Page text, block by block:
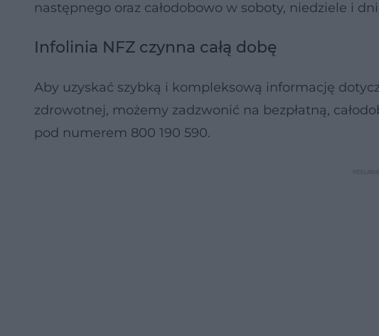
następnego oraz całodobowo w soboty, niedziele i
Infolinia NFZ czynna całą dobę
Aby uzyskać szybką i kompleksową informację
zdrowotnej, możemy zadzwonić na bezpłatną,
pod numerem 800 190 590.